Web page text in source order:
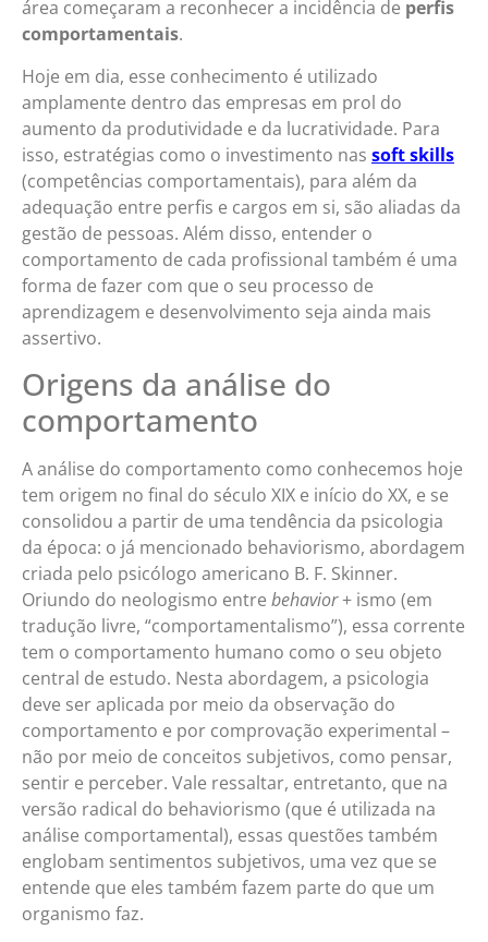
área começaram a reconhecer a incidência de perfis
comportamentais.
Hoje em dia, esse conhecimento é utilizado
amplamente dentro das empresas em prol do
aumento da produtividade e da lucratividade. Para
isso, estratégias como o investimento nas soft skills
(competências comportamentais), para além da
adequação entre perfis e cargos em si, são aliadas da
gestão de pessoas. Além disso, entender o
comportamento de cada profissional também é uma
forma de fazer com que o seu processo de
aprendizagem e desenvolvimento seja ainda mais
assertivo.
Origens da análise do
comportamento
A análise do comportamento como conhecemos hoje
tem origem no final do século XIX e início do XX, e se
consolidou a partir de uma tendência da psicologia
da época: o já mencionado behaviorismo, abordagem
criada pelo psicólogo americano B. F. Skinner.
Oriundo do neologismo entre behavior+ ismo (em
tradução livre, “comportamentalismo”), essa corrente
tem o comportamento humano como o seu objeto
central de estudo. Nesta abordagem, a psicologia
deve ser aplicada por meio da observação do
comportamento e por comprovação experimental –
não por meio de conceitos subjetivos, como pensar,
sentir e perceber. Vale ressaltar, entretanto, que na
versão radical do behaviorismo (que é utilizada na
análise comportamental), essas questões também
englobam sentimentos subjetivos, uma vez que se
entende que eles também fazem parte do que um
organismo faz.